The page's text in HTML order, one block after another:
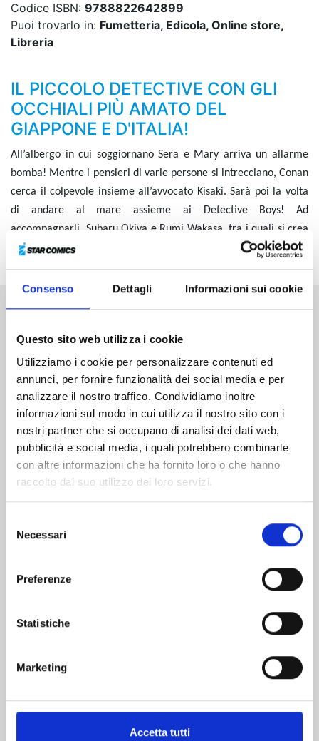
Consenso Dettagli Informazioni sui cookie
Questo sito web utilizza i cookie
Utilizziamo i cookie per personalizzare contenuti ed
annunci, per fornire funzionalità dei social media e per
analizzare il nostro traffico. Condividiamo inoltre
informazioni sul modo in cui utilizza il nostro sito con i
nostri partner che si occupano di analisi dei dati web,
pubblicità e social media, i quali potrebbero combinarle
con altre informazioni che ha fornito loro o che hanno
raccolto dal suo utilizzo dei loro servizi.
delNecessari
Preferenze
Statistiche
Marketing
Accetta tutti
Codice ISBN: 9788822642899
Puoi trovarlo in: Fumetteria, Edicola, Online store,
Libreria
IL PICCOLO DETECTIVE CON GLI
OCCHIALI PIÙ AMATO DEL
GIAPPONE E D'ITALIA!
All’albergo in cui soggiornano Sera e Mary arriva un allarme
bomba! Mentre i pensieri di varie persone si intrecciano, Conan
cerca il colpevole insieme all’avvocato Kisaki. Sarà poi la volta
di andare al mare assieme ai Detective Boys! Ad
accompagnarli, Subaru Okiya e Rumi Wakasa, tra i quali si crea
un’atmosfera tutt’altro che distesa...
Altri volumi della serie